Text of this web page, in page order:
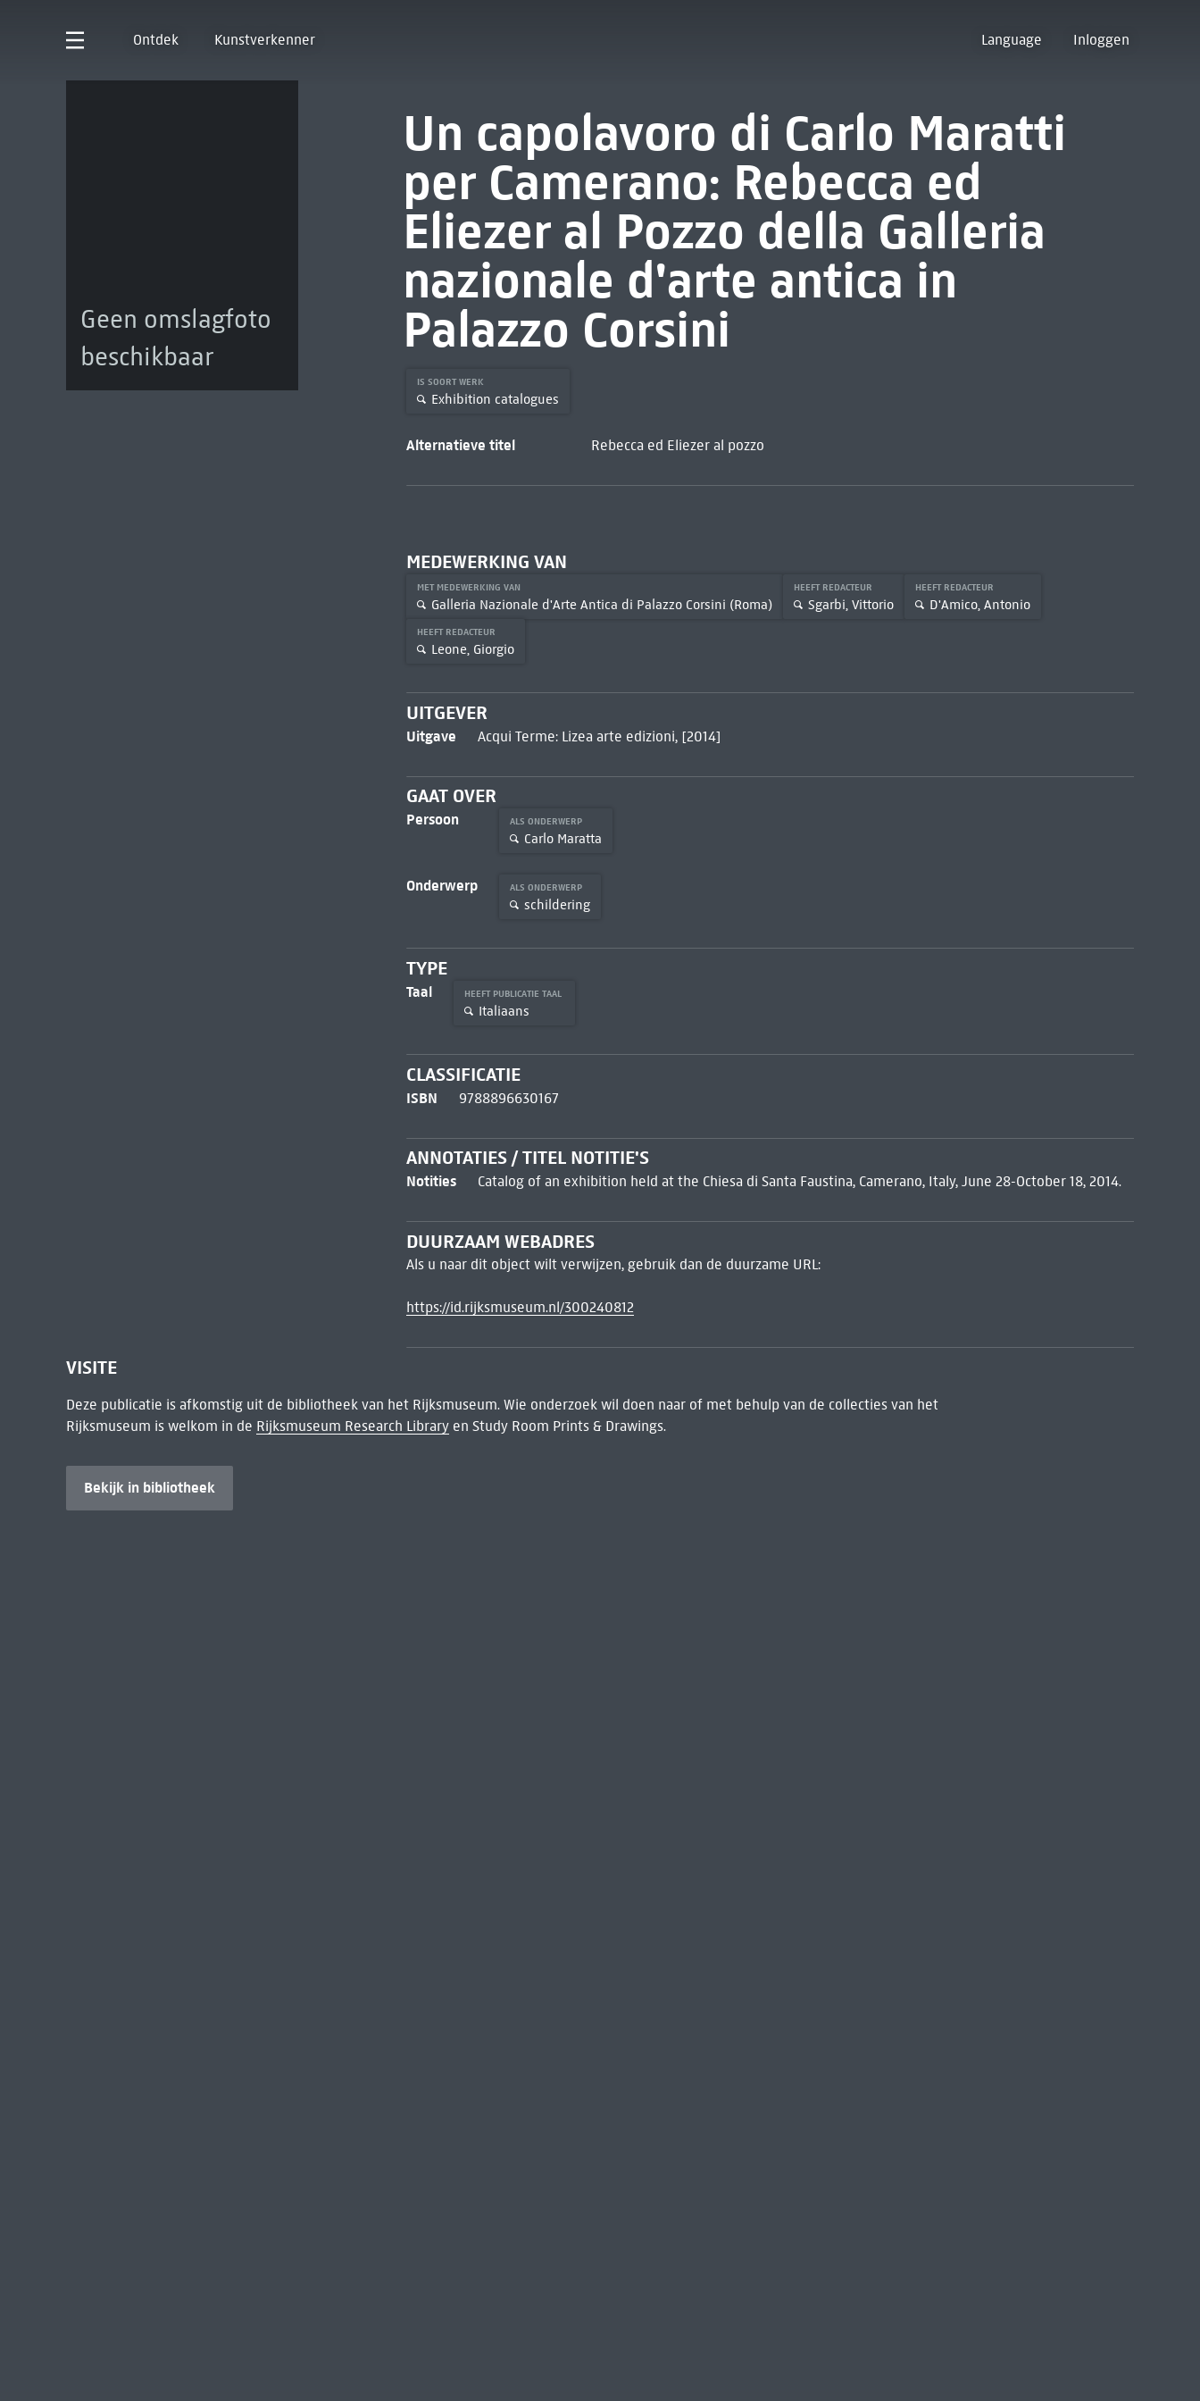
Ontdek Kunstverkenner Language Inloggen
Geen omslagfoto
beschikbaar
Un capolavoro di Carlo Maratti
per Camerano: Rebecca ed
Eliezer al Pozzo della Galleria
nazionale d'arte antica in
Palazzo Corsini
IS SOORT WERK
Exhibition catalogues
Alternatieve titel Rebecca ed Eliezer al pozzo
MEDEWERKING VAN
MET MEDEWERKING VAN
Galleria Nazionale d'Arte Antica di Palazzo Corsini (Roma)
HEEFT REDACTEUR
Sgarbi, Vittorio
HEEFT REDACTEUR
D'Amico, Antonio
HEEFT REDACTEUR
Leone, Giorgio
UITGEVER
Uitgave Acqui Terme: Lizea arte edizioni, [2014]
GAAT OVER
Persoon ALS ONDERWERP
Carlo Maratta
Onderwerp ALS ONDERWERP
schildering
TYPE
Taal HEEFT PUBLICATIE TAAL
Italiaans
CLASSIFICATIE
ISBN 9788896630167
ANNOTATIES / TITEL NOTITIE'S
Notities Catalog of an exhibition held at the Chiesa di Santa Faustina, Camerano, Italy, June 28-October 18, 2014.
DUURZAAM WEBADRES
Als u naar dit object wilt verwijzen, gebruik dan de duurzame URL:
https://id.rijksmuseum.nl/300240812
VISITE
Deze publicatie is afkomstig uit de bibliotheek van het Rijksmuseum. Wie onderzoek wil doen naar of met behulp van de collecties van het
Rijksmuseum is welkom in de Rijksmuseum Research Libraryen Study Room Prints & Drawings.
Bekijk in bibliotheek